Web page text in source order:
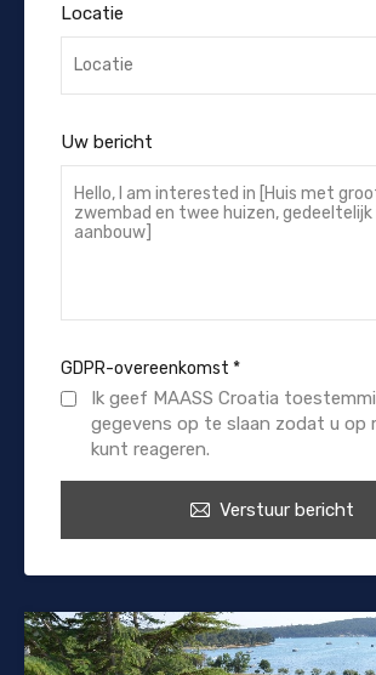
Locatie
Uw bericht
GDPR-overeenkomst *
Ik geef MAASS Croatia
gegevens op te slaan zodat u op
kunt reageren.
Verstuur bericht